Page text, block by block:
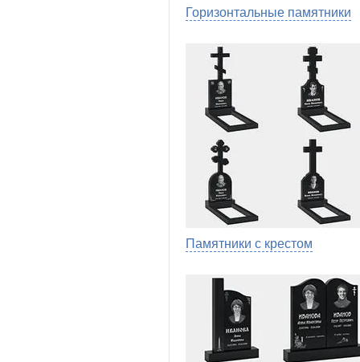
Горизонтальные памятники
Памятники с крестом